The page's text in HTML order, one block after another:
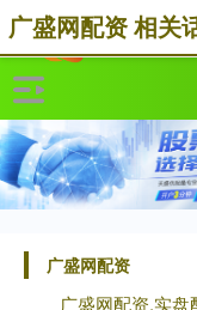
广盛网配资
广盛网配资,实盘
广盛网配资 相关